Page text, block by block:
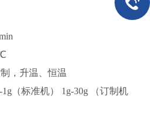
， 升温、恒温
-1 g （标准机）
1g-30g （订制机